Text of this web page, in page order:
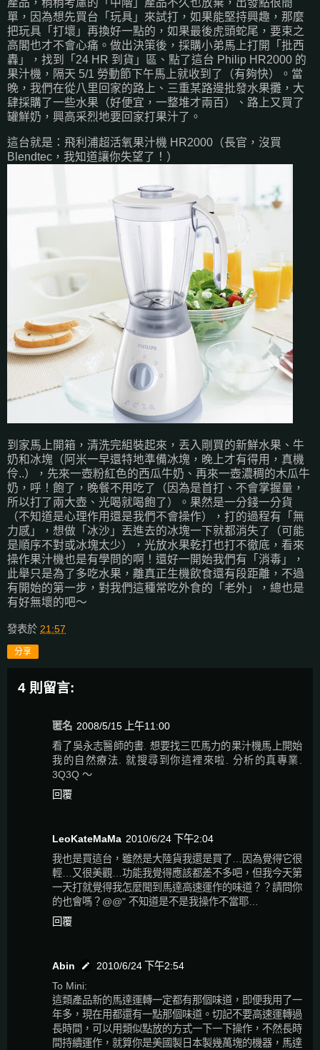
產品，稍稍考慮的「中階」產品不久也放棄，出發點很簡
單，因為想先買台「玩具」來試打，如果能堅持興趣，那麼
把玩具「打壞」再換好一點的，如果最後虎頭蛇尾，要束之
高閣也才不會心痛。做出決策後，採購小弟馬上打開「批西
轟」，找到「24 HR 到貨」區、點了這台 Philip HR2000 的
果汁機，隔天 5/1 勞動節下午馬上就收到了（有夠快）。當
晚，我們在從八里回家的路上、三重某路邊批發水果攤，大
肆採購了一些水果（好便宜，一整堆才兩百）、路上又買了
罐鮮奶，興高采烈地要回家打果汁了。
這台就是：飛利浦超活氧果汁機 HR2000（長官，沒買
Blendtec，我知道讓你失望了！）
到家馬上開箱，清洗完組裝起來，丟入剛買的新鮮水果、牛
奶和冰塊（阿米一早還特地準備冰塊，晚上才有得用，真機
伶..），先來一壺粉紅色的西瓜牛奶、再來一壺濃稠的木瓜牛
奶，呼！飽了，晚餐不用吃了（因為是首打、不會掌握量，
所以打了兩大壺、光喝就喝飽了）。果然是一分錢一分貨
（不知道是心理作用還是我們不會操作），打的過程有「無
力感」，想做「冰沙」丟進去的冰塊一下就都消失了（可能
是順序不對或冰塊太少），光放水果乾打也打不徹底，看來
操作果汁機也是有學問的啊！還好一開始我們有「消毒」，
此舉只是為了多吃水果，離真正生機飲食還有段距離，不過
有開始的第一步，對我們這種常吃外食的「老外」，總也是
有好無壞的吧～
發表於 21:57
分享
4 則留言:
匿名 2008/5/15 上午11:00
看了吳永志醫師的書. 想要找三匹馬力的果汁機馬上開始
我的自然療法. 就搜尋到你這裡來啦. 分析的真專業.
3Q3Q ～
回覆
LeoKateMaMa 2010/6/24 下午2:04
我也是買這台，雖然是大陸貨我還是買了…因為覺得它很
輕…又很美觀…功能我覺得應該都差不多吧，但我今天第
一天打就覺得我怎麼聞到馬達高速運作的味道？？請問你
的也會嗎？@@" 不知道是不是我操作不當耶…
回覆
Abin
2010/6/24 下午2:54
To Mini:
這類產品新的馬達運轉一定都有那個味道，即便我用了一
年多，現在用都還有一點那個味道。切記不要高速運轉過
長時間，可以用類似點放的方式一下一下操作，不然長時
間持續運作，就算你是美國製日本製幾萬塊的機器，馬達